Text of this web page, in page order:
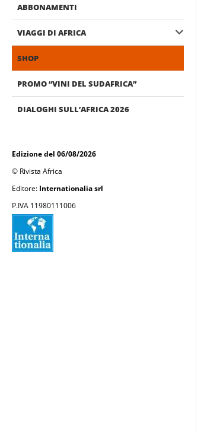
ABBONAMENTI
VIAGGI DI AFRICA
SHOP
PROMO “VINI DEL SUDAFRICA”
DIALOGHI SULL’AFRICA 2026
Edizione del 06/08/2026
© Rivista Africa
Editore: Internationalia srl
P.IVA 11980111006